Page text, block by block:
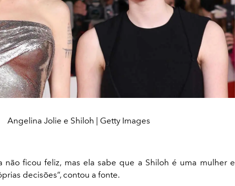
Angelina Jolie e Shiloh | Getty Images
não ficou feliz, mas ela sabe que a Shiloh é uma mulher e
decisões”, contou a fonte.